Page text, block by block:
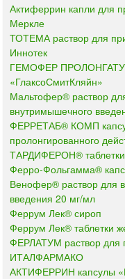
Актиферрин капли для
Меркле
ТОТЕМА раствор для
Иннотек
ГЕМОФЕР
«ГлаксоСмитКляйн»
Мальтофер® раствор
внутримышечного
ФЕРРЕТАБ® КОМП
пролонгированного
ТАРДИФЕРОН® таблетки
Ферро-Фольгамма®
Венофер® раствор для
введения 20 мг/мл
Феррум Лек® сироп
Феррум Лек® таблетки
ФЕРЛАТУМ раствор для
ИТАЛФАРМАКО
АКТИФЕРРИН капсулы